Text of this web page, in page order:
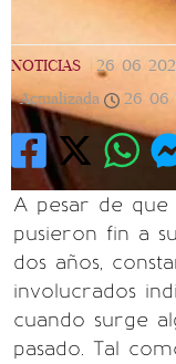
NOTICIAS 26/06/
Actualizada
26/
A pesar de que
pusieron fin a
dos años,
involucrados
cuando surge
pasado. Tal